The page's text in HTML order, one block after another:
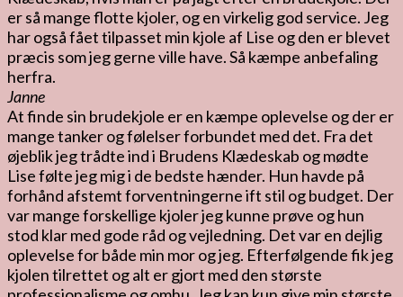
er så mange flotte kjoler, og en virkelig god service. Jeg
har også fået tilpasset min kjole af Lise og den er blevet
præcis som jeg gerne ville have. Så kæmpe anbefaling
herfra.
Janne
At finde sin brudekjole er en kæmpe oplevelse og der er
mange tanker og følelser forbundet med det. Fra det
øjeblik jeg trådte ind i Brudens Klædeskab og mødte
Lise følte jeg mig i de bedste hænder. Hun havde på
forhånd afstemt forventningerne ift stil og budget. Der
var mange forskellige kjoler jeg kunne prøve og hun
stod klar med gode råd og vejledning. Det var en dejlig
oplevelse for både min mor og jeg. Efterfølgende fik jeg
kjolen tilrettet og alt er gjort med den største